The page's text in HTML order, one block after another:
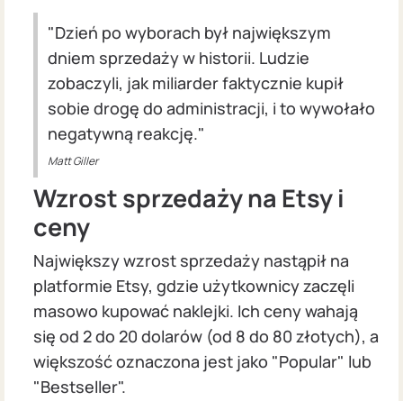
"Dzień po wyborach był największym
dniem sprzedaży w historii. Ludzie
zobaczyli, jak miliarder faktycznie kupił
sobie drogę do administracji, i to wywołało
negatywną reakcję."
Matt Giller
Wzrost sprzedaży na Etsy i
ceny
Największy wzrost sprzedaży nastąpił na
platformie Etsy, gdzie użytkownicy zaczęli
masowo kupować naklejki. Ich ceny wahają
się od 2 do 20 dolarów (od 8 do 80 złotych), a
większość oznaczona jest jako "Popular" lub
"Bestseller".